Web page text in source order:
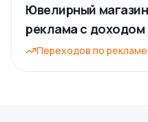
Ювелирный
реклама с доходом
Переходов по рекламе